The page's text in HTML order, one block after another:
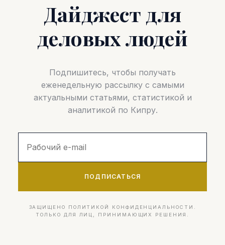
Дайджест для
деловых людей
Подпишитесь, чтобы получать
еженедельную рассылку с самыми
актуальными статьями, статистикой и
аналитикой по Кипру.
ПОДПИСАТЬСЯ
ЗАЩИЩЕНО ПОЛИТИКОЙ КОНФИДЕНЦИАЛЬНОСТИ.
ТОЛЬКО ДЛЯ ЛИЦ, ПРИНИМАЮЩИХ РЕШЕНИЯ.